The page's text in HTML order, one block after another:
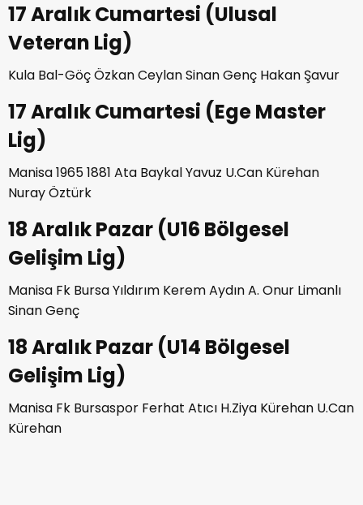
17 Aralık Cumartesi (Ulusal
Veteran Lig)
Kula Bal-Göç Özkan Ceylan Sinan Genç Hakan Şavur
17 Aralık Cumartesi (Ege Master
Lig)
Manisa 1965 1881 Ata Baykal Yavuz U.Can Kürehan
Nuray Öztürk
18 Aralık Pazar (U16 Bölgesel
Gelişim Lig)
Manisa Fk Bursa Yıldırım Kerem Aydın A. Onur Limanlı
Sinan Genç
18 Aralık Pazar (U14 Bölgesel
Gelişim Lig)
Manisa Fk Bursaspor Ferhat Atıcı H.Ziya Kürehan U.Can
Kürehan